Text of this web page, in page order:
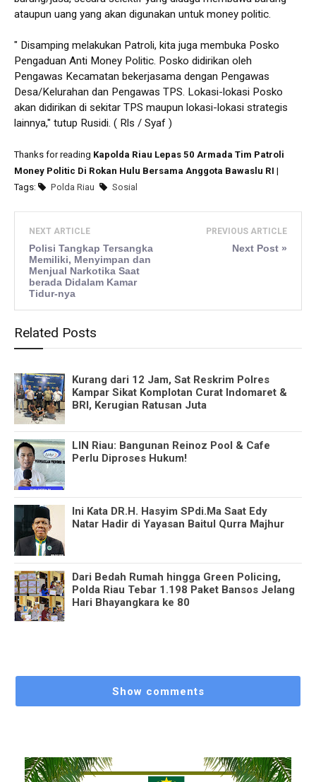
ataupun uang yang akan digunakan untuk money politic.
" Disamping melakukan Patroli, kita juga membuka Posko
Pengaduan Anti Money Politic. Posko didirikan oleh
Pengawas Kecamatan bekerjasama dengan Pengawas
Desa/Kelurahan dan Pengawas TPS. Lokasi-lokasi Posko
akan didirikan di sekitar TPS maupun lokasi-lokasi strategis
lainnya," tutup Rusidi. ( Rls / Syaf )
Thanks for reading Kapolda Riau Lepas 50 Armada Tim Patroli
Money Politic Di Rokan Hulu Bersama Anggota Bawaslu RI |
Tags:
Polda Riau Sosial
NEXT ARTICLE
Polisi Tangkap Tersangka
Memiliki, Menyimpan dan
Menjual Narkotika Saat
berada Didalam Kamar
Tidur-nya
PREVIOUS ARTICLE
Next Post »
Related Posts
Kurang dari 12 Jam, Sat Reskrim Polres
Kampar Sikat Komplotan Curat Indomaret &
BRI, Kerugian Ratusan Juta
LIN Riau: Bangunan Reinoz Pool & Cafe
Perlu Diproses Hukum!
Ini Kata DR.H. Hasyim SPdi.Ma Saat Edy
Natar Hadir di Yayasan Baitul Qurra Majhur
Dari Bedah Rumah hingga Green Policing,
Polda Riau Tebar 1.198 Paket Bansos Jelang
Hari Bhayangkara ke 80
Show comments